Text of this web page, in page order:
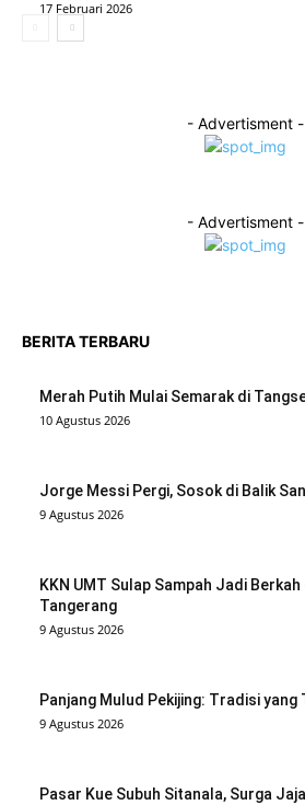
17 Februari 2026
- Advertisment -
- Advertisment -
BERITA TERBARU
Merah Putih Mulai Semarak di
10 Agustus 2026
Jorge Messi Pergi, Sosok di Balik
9 Agustus 2026
KKN UMT Sulap Sampah Jadi
Tangerang
9 Agustus 2026
Panjang Mulud Pekijing: Tradisi yang
9 Agustus 2026
Pasar Kue Subuh Sitanala, Surga